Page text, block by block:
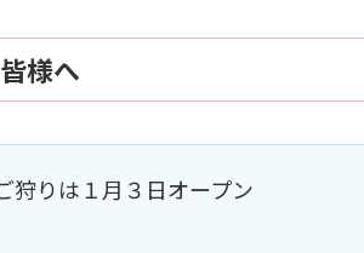
様へ
狩りは１月３日オープン